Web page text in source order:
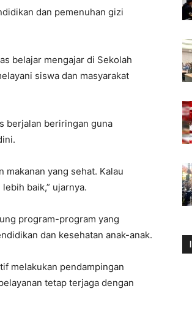
dan pemenuhan gizi
belajar mengajar di Sekolah
siswa dan masyarakat
berjalan beriringan guna
makanan yang sehat. Kalau
baik,” ujarnya.
program-program yang
dan kesehatan anak-anak.
melakukan pendampingan
tetap terjaga dengan